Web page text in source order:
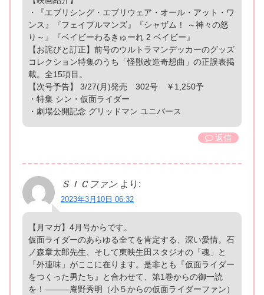
・『エブリシング・エブリウェア・オール・アット・ワ
ンス』『フェイブルマンズ』『シャザム！ ～神々の怒
り～』『ベイビーわるきゅーれ 2 ベイビー』
【お詫びと訂正】前号のウルトラマンデッカーのグッズ
コレクション特集のうち「怪獣改造奇想曲」の正誤表掲
載。全15項目。
【次号予告】 3/27(月)発売 302号 ￥1,250予
・特集 シン・仮面ライダー
・劇場公開記念 グリッドマン ユニバース
返信
ＳＩＣファン より:
2023年3月10日 06:32
【月マガ】4月号からです。
仮面ライダーのあらゆる全てを肯定する、深い愛情。石
ノ森章太郎先生、そして東映生田スタジオの「魂」と
「外連味」がここに在ります。是非とも『仮面ライダー
をつくった男たち』と合わせて、第1巻からの御一読
を！―――庵野秀明（小５からの仮面ライダーファン）